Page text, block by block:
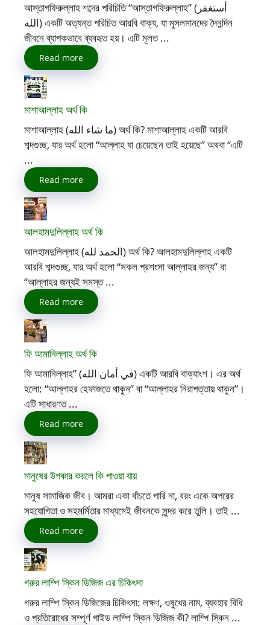
আস্তাগফিরুল্লাহ শব্দের পরিচিতি “আস্তাগফিরুল্লাহ” (أستغفر
الله) একটি অত্যন্ত পরিচিত আরবি বাক্য, যা মুসলমানদের দৈনন্দিন
জীবনে ব্যাপকভাবে ব্যবহৃত হয়। এটি মূলত ...
Read more
মাশাআল্লাহ অর্থ কি
মাশাআল্লাহ (ما شاء الله) অর্থ কি? মাশাআল্লাহ একটি আরবি
শব্দগুচ্ছ, যার অর্থ হলো “আল্লাহ যা চেয়েছেন তাই হয়েছে” অথবা “এটি
...
Read more
আলহামদুলিল্লাহ অর্থ কি
আলহামদুলিল্লাহ (الحمد لله) অর্থ কি? আলহামদুলিল্লাহ একটি
আরবি শব্দগুচ্ছ, যার অর্থ হলো “সকল প্রশংসা আল্লাহর জন্য” বা
“আল্লাহর জন্যই সমস্ত ...
Read more
ফি আমানিল্লাহ অর্থ কি
ফি আমানিল্লাহ” (في أمان الله) একটি আরবি বাক্যাংশ। এর অর্থ
হলো: “আল্লাহর হেফাজতে থাকুন” বা “আল্লাহর নিরাপত্তায় থাকুন”।
এটি সাধারণত ...
Read more
মানুষের উপকার করলে কি পাওয়া যায়
মানুষ সামাজিক জীব। আমরা একা বাঁচতে পারি না, বরং একে অপরের
সহযোগিতা ও সহমর্মিতার মাধ্যমেই জীবনকে সুন্দর করে তুলি। তাই ...
Read more
গরুর লাম্পি স্কিন ডিজিজ এর চিকিৎসা
গরুর লাম্পি স্কিন ডিজিজের চিকিৎসা: লক্ষণ, ওষুধের নাম, ব্যবহার বিধি
ও প্রতিরোধের সম্পূর্ণ গাইড লাম্পি স্কিন ডিজিজ কী? লাম্পি স্কিন ...